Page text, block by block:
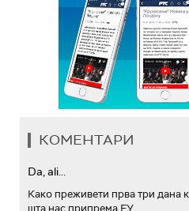
КОМЕНТАРИ
Da, ali...
Како преживети прва три дана
шта нас припрема ЕУ